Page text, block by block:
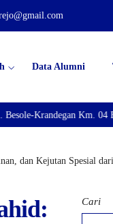
Data Alumni
04 Bayan,Purworejo,
dan Kejutan Spesial
Cari